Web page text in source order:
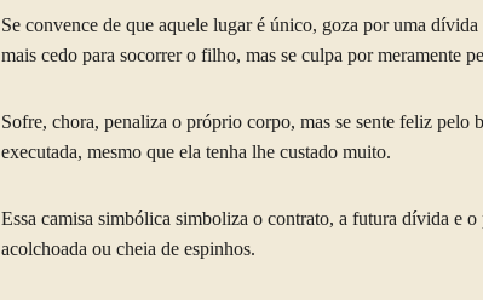
Se convence de que aquele lugar é único, goza por uma
mais cedo para socorrer o filho, mas se culpa por meramente
Sofre, chora, penaliza o próprio corpo, mas se sente feliz pelo
executada, mesmo que ela tenha lhe custado muito.
Essa camisa simbólica simboliza o contrato, a futura dívida e
acolchoada ou cheia de espinhos.